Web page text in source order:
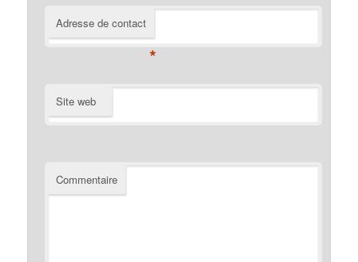
Adresse de contact
*
Site web
Commentaire